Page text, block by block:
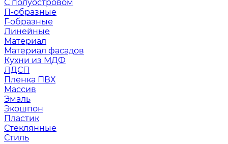
С полуостровом
П-образные
Г-образные
Линейные
Материал
Материал фасадов
Кухни из МДФ
ЛДСП
Пленка ПВХ
Массив
Эмаль
Экошпон
Пластик
Стеклянные
Стиль